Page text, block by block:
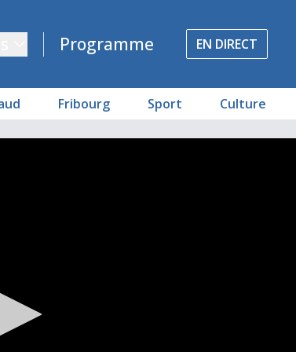
Programme EN DIRECT
Fribourg Sport Culture